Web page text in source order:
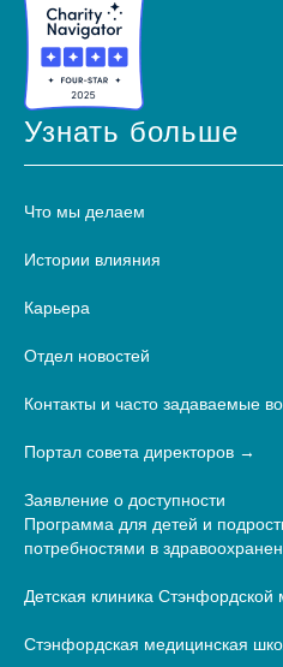
Узнать больше
Что мы делаем
Истории влияния
Карьера
Отдел новостей
Контакты и часто задаваемые
Портал совета директоров
Заявление о доступности
Программа для детей и
потребностями в
Детская клиника
Стэнфордская медицинская